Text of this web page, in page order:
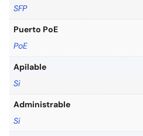
SFP
Puerto PoE
PoE
Apilable
Si
Administrable
Si